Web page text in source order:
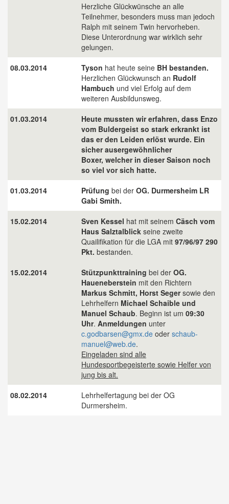
Herzliche Glückwünsche an alle
Teilnehmer, besonders muss man jedoch
Ralph mit seinem Twin hervorheben.
Diese Unterordnung war wirklich sehr
gelungen.
08.03.2014
Tyson hat heute seine BH bestanden.
Herzlichen Glückwunsch an Rudolf
Hambuch und viel Erfolg auf dem
weiteren Ausbildunsweg.
01.03.2014
Heute mussten wir erfahren, dass Enzo
vom Buldergeist so stark erkrankt ist
das er den Leiden erlöst wurde. Ein
sicher ausergewöhnlicher
Boxer, welcher in dieser Saison noch
so viel vor sich hatte.
01.03.2014
Prüfung bei der OG. Durmersheim LR
Gabi Smith.
15.02.2014
Sven Kessel hat mit seinem Cäsch vom
Haus Salztalblick seine zweite
Quailifikation für die LGA mit 97/96/97 290
Pkt. bestanden.
15.02.2014
Stützpunkttraining bei der OG.
Haueneberstein mit den Richtern
Markus Schmitt, Horst Segersowie den
Lehrhelfern Michael Schaible und
Manuel Schaub. Beginn ist um 09:30
Uhr. Anmeldungen unter
c.godbarsen@gmx.de oder schaub-
manuel@web.de.
Eingeladen sind alle
Hundesportbegeisterte sowie Helfer von
jung bis alt.
08.02.2014
Lehrhelfertagung bei der OG
Durmersheim.